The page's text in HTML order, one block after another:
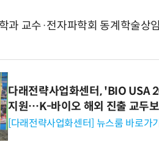
과 교수·전자파학회 동계학술
다래전략사업화센터, 'BIO USA
지원…K-바이오 해외 진출 교두
[다래전략사업화센터] 뉴스룸 바로가